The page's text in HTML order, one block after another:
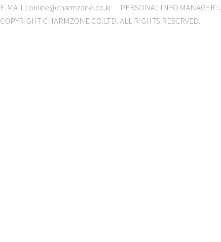
E-MAIL : online@charmzone.co.kr
PERSONAL INFO MANAGER :
COPYRIGHT CHARMZONE CO.LTD. ALL RIGHTS RESERVED.